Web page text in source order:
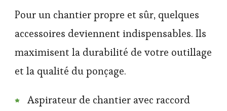
Pour un chantier propre et sûr, quelques
accessoires deviennent indispensables. Ils
maximisent la durabilité de votre outillage
et la qualité du ponçage.
Aspirateur de chantier avec raccord